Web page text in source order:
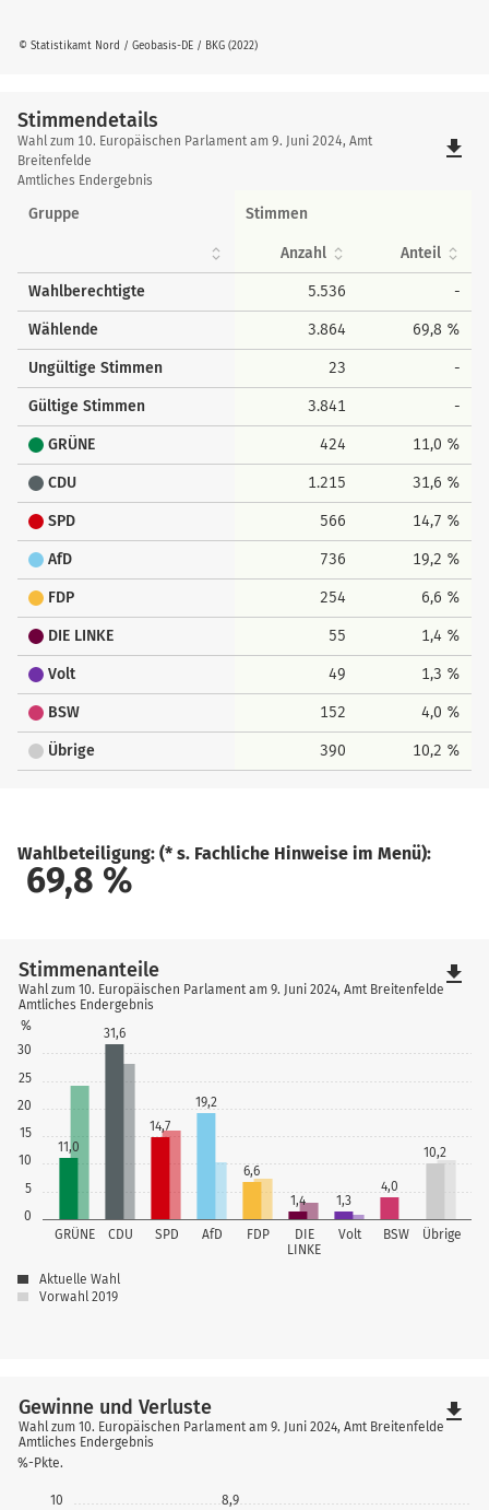
© Statistikamt Nord / Geobasis-DE / BKG (2022)
Stimmendetails
Stimmendetails
Wahl zum 10. Europäischen Parlament am 9. Juni 2024, Amt
Breitenfelde
Amtliches Endergebnis
file_download
Gruppe Stimmen
Anzahl Anteil
Wahlberechtigte 5.536 -
Wählende 3.864 69,8 %
Ungültige Stimmen 23 -
Gültige Stimmen 3.841 -
GRÜNE 424 11,0 %
CDU 1.215 31,6 %
SPD 566 14,7 %
AfD 736 19,2 %
FDP 254 6,6 %
DIE LINKE 55 1,4 %
Volt 49 1,3 %
BSW 152 4,0 %
Übrige 390 10,2 %
Wahlbeteiligung: (* s. Fachliche Hinweise im Menü):
69,8 %
0
5
10
15
20
25
30
%
GRÜNE CDU SPD AfD FDP
DIE
LINKE
Volt BSW Übrige
11,0
31,6
14,7
19,2
6,6
1,4
1,3
4,0
10,2
Stimmenanteile
Wahl zum 10. Europäischen Parlament am 9. Juni 2024, Amt Breitenfelde
Amtliches Endergebnis
Aktuelle Wahl
Vorwahl 2019
file_download
10
%-Pkte.
8,9
Gewinne und Verluste
Wahl zum 10. Europäischen Parlament am 9. Juni 2024, Amt Breitenfelde
Amtliches Endergebnis
file_download